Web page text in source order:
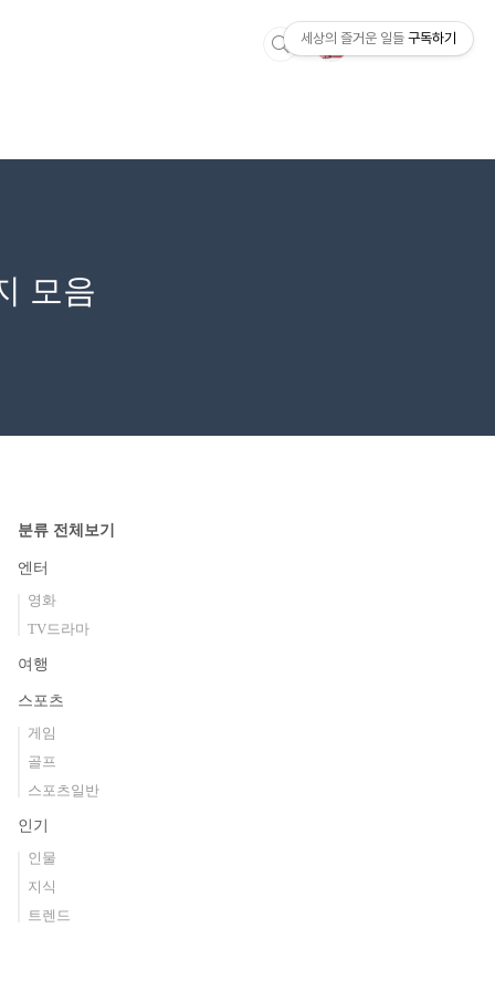
모음
분류 전체보기
엔터
영화
TV드라마
여행
스포츠
게임
골프
스포츠일반
인기
인물
지식
트렌드
세상의 즐거운 일들 구독하기